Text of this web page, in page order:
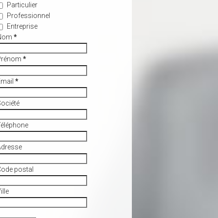
Particulier
Professionnel
Entreprise
*
*
*
postal